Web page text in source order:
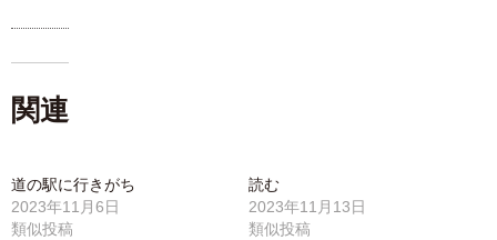
関連
道の駅に行きがち
2023年11月6日
類似投稿
読む
2023年11月13日
類似投稿